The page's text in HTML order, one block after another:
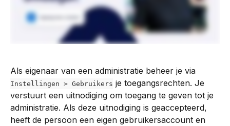
Als eigenaar van een administratie beheer je via
Instellingen > Gebruikers je toegangsrechten. Je
verstuurt een uitnodiging om toegang te geven tot je
administratie. Als deze uitnodiging is geaccepteerd,
heeft de persoon een eigen gebruikersaccount en